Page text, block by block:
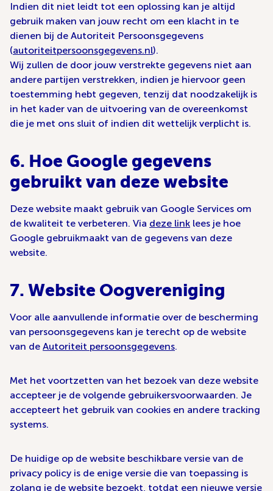
Indien dit niet leidt tot een oplossing kan je altijd
gebruik maken van jouw recht om een klacht in te
dienen bij de Autoriteit Persoonsgegevens
(autoriteitpersoonsgegevens.nl).
Wij zullen de door jouw verstrekte gegevens niet aan
andere partijen verstrekken, indien je hiervoor geen
toestemming hebt gegeven, tenzij dat noodzakelijk is
in het kader van de uitvoering van de overeenkomst
die je met ons sluit of indien dit wettelijk verplicht is.
6. Hoe Google gegevens
gebruikt van deze website
Deze website maakt gebruik van Google Services om
de kwaliteit te verbeteren. Via deze link lees je hoe
Google gebruikmaakt van de gegevens van deze
website.
7. Website Oogvereniging
Voor alle aanvullende informatie over de bescherming
van persoonsgegevens kan je terecht op de website
van de Autoriteit persoonsgegevens.
Met het voortzetten van het bezoek van deze website
accepteer je de volgende gebruikersvoorwaarden. Je
accepteert het gebruik van cookies en andere tracking
systems.
De huidige op de website beschikbare versie van de
privacy policy is de enige versie die van toepassing is
zolang je de website bezoekt, totdat een nieuwe versie